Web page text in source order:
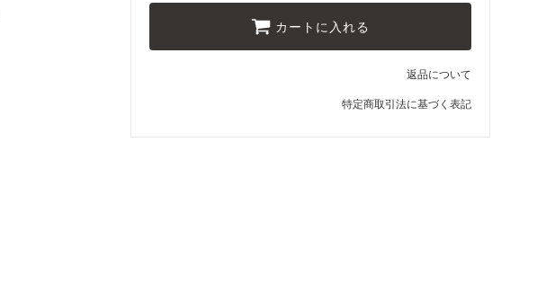
カートに入れる
返品について
特定商取引法に基づく表記